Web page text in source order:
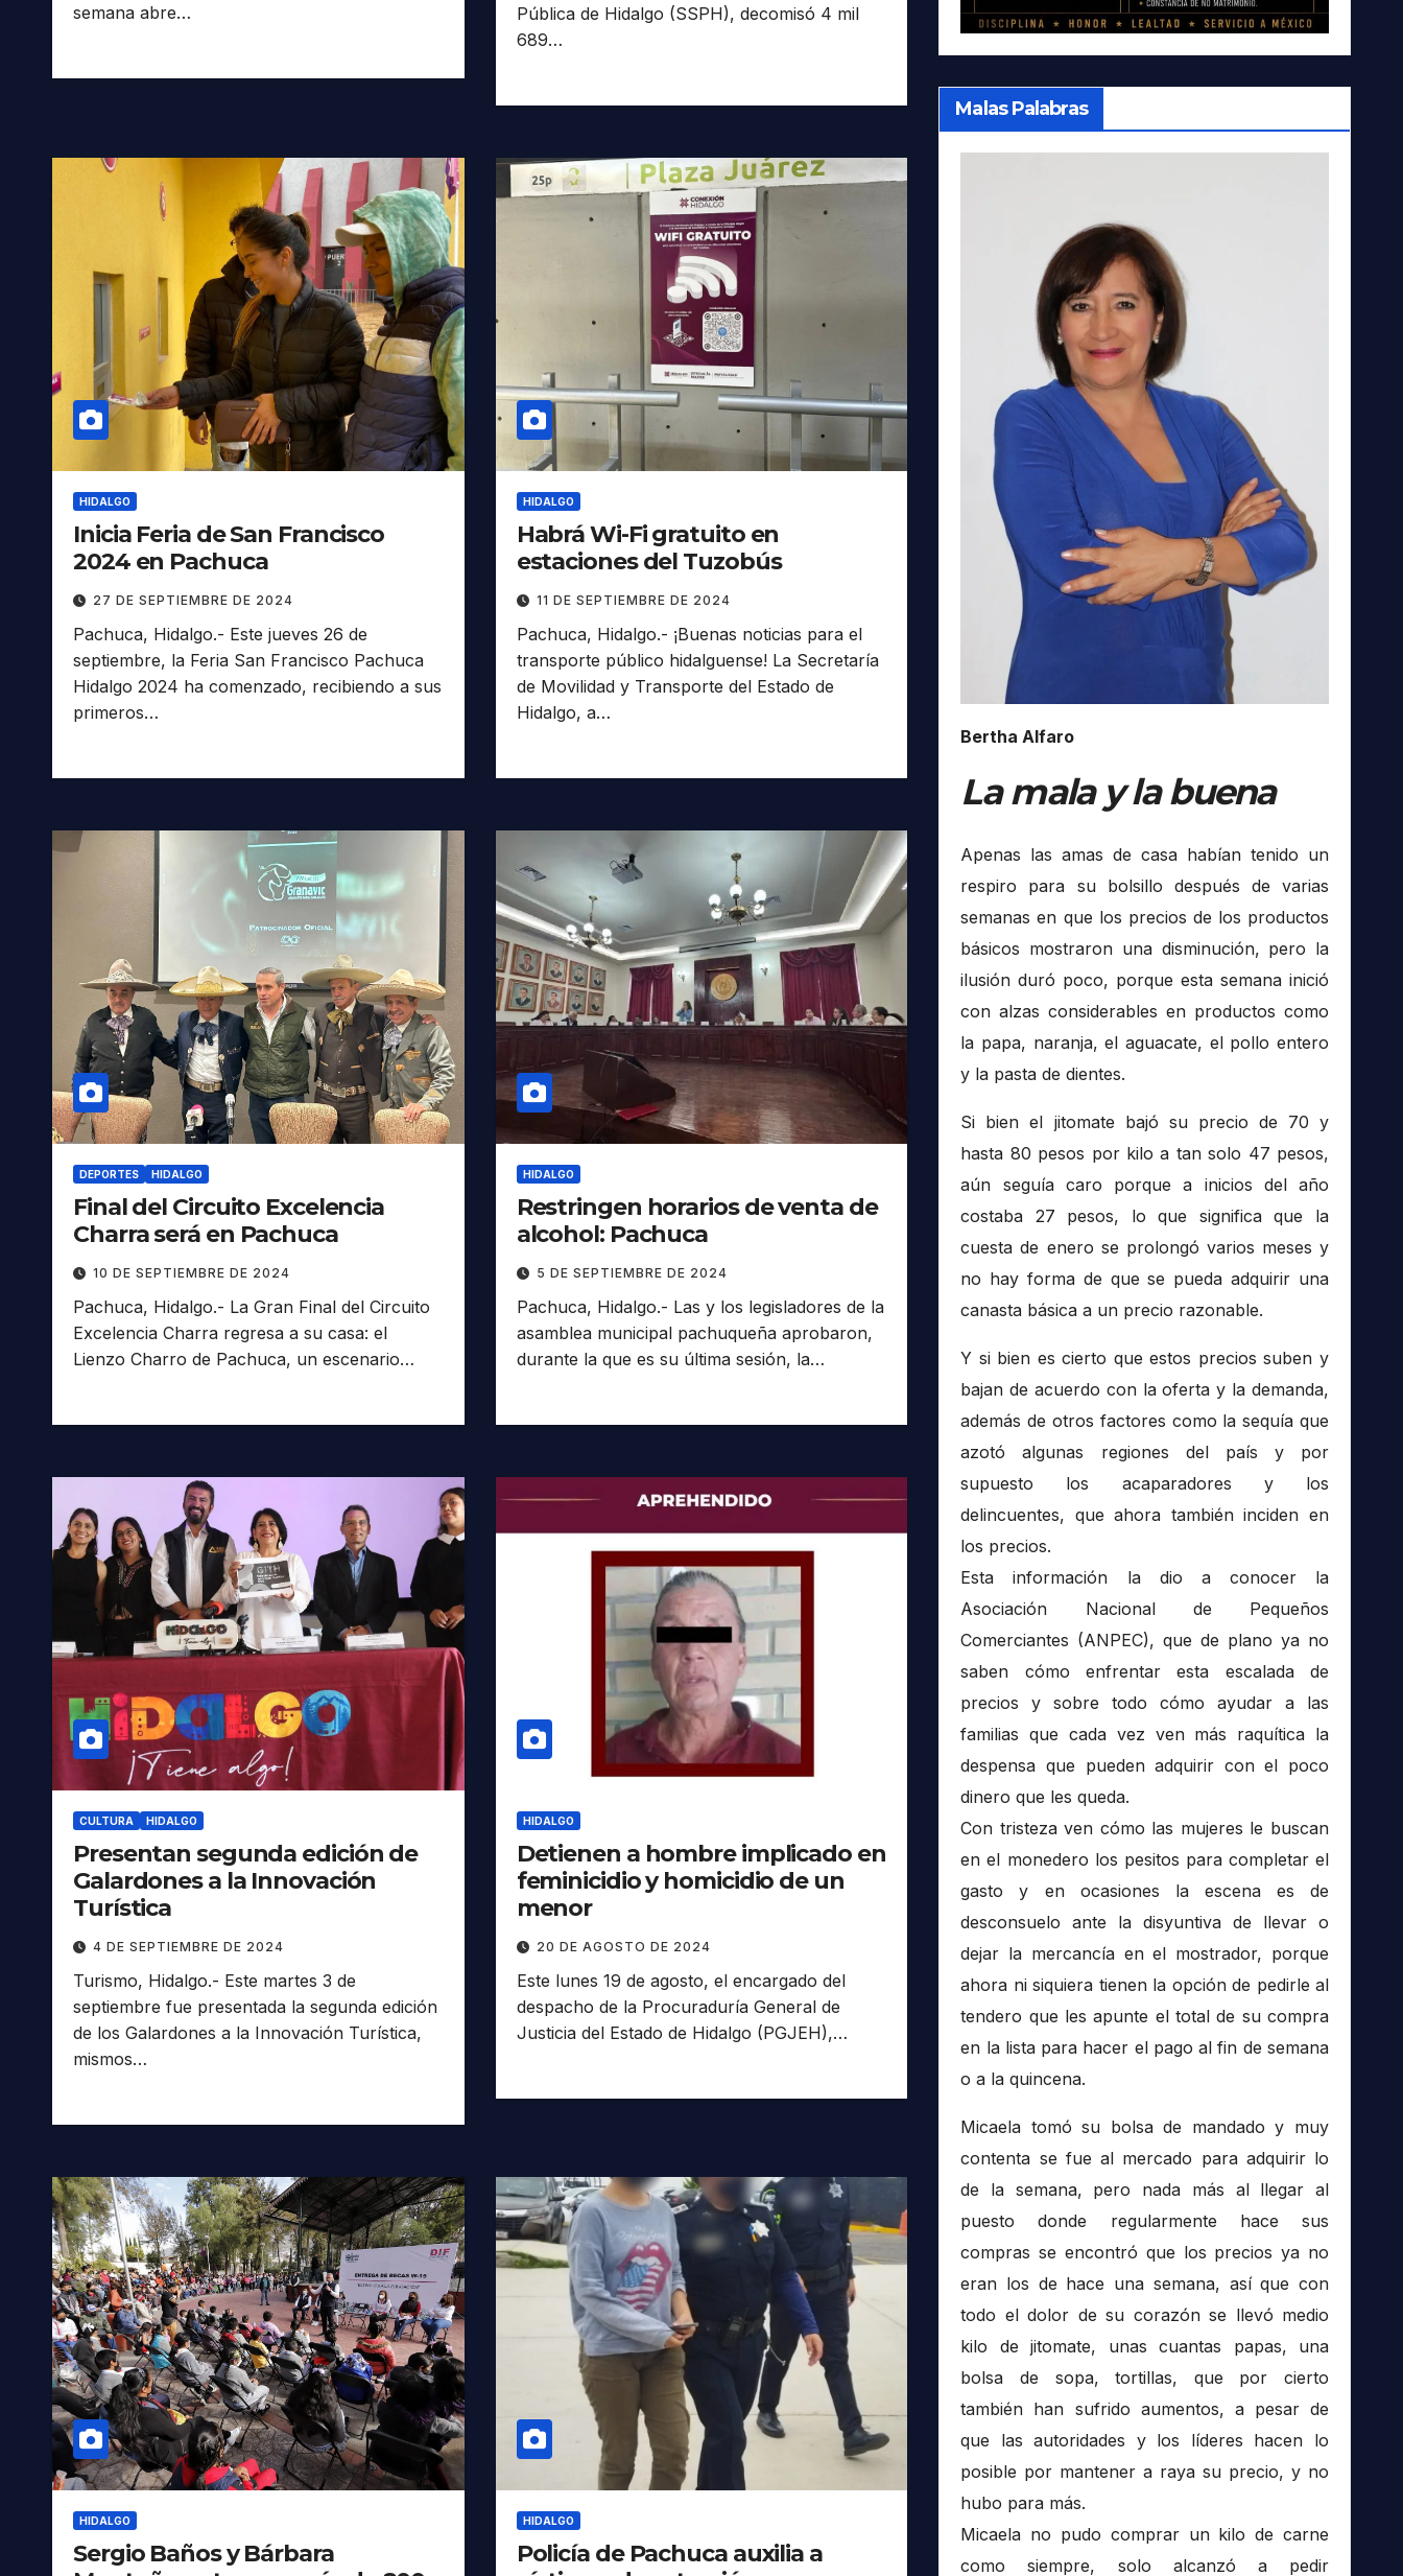
semana abre…
Pública de Hidalgo (SSPH), decomisó 4 mil
689…
HIDALGO
Inicia Feria de San Francisco
2024 en Pachuca
27 DE SEPTIEMBRE DE 2024
Pachuca, Hidalgo.- Este jueves 26 de
septiembre, la Feria San Francisco Pachuca
Hidalgo 2024 ha comenzado, recibiendo a sus
primeros…
HIDALGO
Habrá Wi-Fi gratuito en
estaciones del Tuzobús
11 DE SEPTIEMBRE DE 2024
Pachuca, Hidalgo.- ¡Buenas noticias para el
transporte público hidalguense! La Secretaría
de Movilidad y Transporte del Estado de
Hidalgo, a…
DEPORTES HIDALGO
Final del Circuito Excelencia
Charra será en Pachuca
10 DE SEPTIEMBRE DE 2024
Pachuca, Hidalgo.- La Gran Final del Circuito
Excelencia Charra regresa a su casa: el
Lienzo Charro de Pachuca, un escenario…
HIDALGO
Restringen horarios de venta de
alcohol: Pachuca
5 DE SEPTIEMBRE DE 2024
Pachuca, Hidalgo.- Las y los legisladores de la
asamblea municipal pachuqueña aprobaron,
durante la que es su última sesión, la…
CULTURA HIDALGO
Presentan segunda edición de
Galardones a la Innovación
Turística
4 DE SEPTIEMBRE DE 2024
Turismo, Hidalgo.- Este martes 3 de
septiembre fue presentada la segunda edición
de los Galardones a la Innovación Turística,
mismos…
HIDALGO
Detienen a hombre implicado en
feminicidio y homicidio de un
menor
20 DE AGOSTO DE 2024
Este lunes 19 de agosto, el encargado del
despacho de la Procuraduría General de
Justicia del Estado de Hidalgo (PGJEH),…
HIDALGO
Sergio Baños y Bárbara
HIDALGO
Policía de Pachuca auxilia a
Malas Palabras
Bertha Alfaro
La mala y la buena
Apenas las amas de casa habían tenido un
respiro para su bolsillo después de varias
semanas en que los precios de los productos
básicos mostraron una disminución, pero la
ilusión duró poco, porque esta semana inició
con alzas considerables en productos como
la papa, naranja, el aguacate, el pollo entero
y la pasta de dientes.
Si bien el jitomate bajó su precio de 70 y
hasta 80 pesos por kilo a tan solo 47 pesos,
aún seguía caro porque a inicios del año
costaba 27 pesos, lo que significa que la
cuesta de enero se prolongó varios meses y
no hay forma de que se pueda adquirir una
canasta básica a un precio razonable.
Y si bien es cierto que estos precios suben y
bajan de acuerdo con la oferta y la demanda,
además de otros factores como la sequía que
azotó algunas regiones del país y por
supuesto los acaparadores y los
delincuentes, que ahora también inciden en
los precios.
Esta información la dio a conocer la
Asociación Nacional de Pequeños
Comerciantes (ANPEC), que de plano ya no
saben cómo enfrentar esta escalada de
precios y sobre todo cómo ayudar a las
familias que cada vez ven más raquítica la
despensa que pueden adquirir con el poco
dinero que les queda.
Con tristeza ven cómo las mujeres le buscan
en el monedero los pesitos para completar el
gasto y en ocasiones la escena es de
desconsuelo ante la disyuntiva de llevar o
dejar la mercancía en el mostrador, porque
ahora ni siquiera tienen la opción de pedirle al
tendero que les apunte el total de su compra
en la lista para hacer el pago al fin de semana
o a la quincena.
Micaela tomó su bolsa de mandado y muy
contenta se fue al mercado para adquirir lo
de la semana, pero nada más al llegar al
puesto donde regularmente hace sus
compras se encontró que los precios ya no
eran los de hace una semana, así que con
todo el dolor de su corazón se llevó medio
kilo de jitomate, unas cuantas papas, una
bolsa de sopa, tortillas, que por cierto
también han sufrido aumentos, a pesar de
que las autoridades y los líderes hacen lo
posible por mantener a raya su precio, y no
hubo para más.
Micaela no pudo comprar un kilo de carne
como siempre, solo alcanzó a pedir